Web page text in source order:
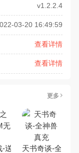
v1.2.2.4
03-20 16:49:59
查看详情
查看详情
更多
-送GM无限充
天书奇谈-全神兽